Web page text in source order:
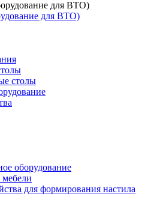
для ВТО)
столы
оборудование
для формирования настила